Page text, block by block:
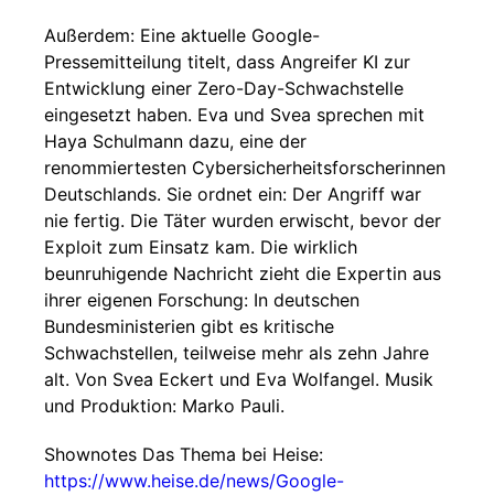
Außerdem: Eine aktuelle Google-
Pressemitteilung titelt, dass Angreifer KI zur
Entwicklung einer Zero-Day-Schwachstelle
eingesetzt haben. Eva und Svea sprechen mit
Haya Schulmann dazu, eine der
renommiertesten Cybersicherheitsforscherinnen
Deutschlands. Sie ordnet ein: Der Angriff war
nie fertig. Die Täter wurden erwischt, bevor der
Exploit zum Einsatz kam. Die wirklich
beunruhigende Nachricht zieht die Expertin aus
ihrer eigenen Forschung: In deutschen
Bundesministerien gibt es kritische
Schwachstellen, teilweise mehr als zehn Jahre
alt. Von Svea Eckert und Eva Wolfangel. Musik
und Produktion: Marko Pauli.
Shownotes Das Thema bei Heise:
https://www.heise.de/news/Google-